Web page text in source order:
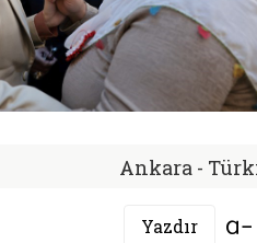
Ankara -
Yazdır